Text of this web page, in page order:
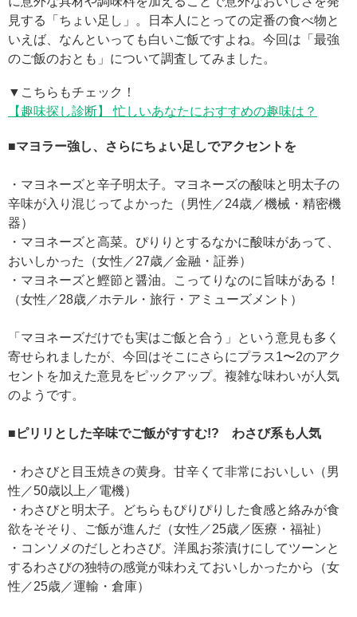
見する「ちょい足し」。日本人にとっての定番の食べ物と
いえば、なんといっても白いご飯ですよね。今回は「最強
のご飯のおとも」について調査してみました。
▼こちらもチェック！
【趣味探し診断】 忙しいあなたにおすすめの趣味は？
■マヨラー強し、さらにちょい足しでアクセントを
・マヨネーズと辛子明太子。マヨネーズの酸味と明太子の
辛味が入り混じってよかった（男性／24歳／機械・精密機
器）
・マヨネーズと高菜。ぴりりとするなかに酸味があって、
おいしかった（女性／27歳／金融・証券）
・マヨネーズと鰹節と醤油。こってりなのに旨味がある！
（女性／28歳／ホテル・旅行・アミューズメント）
「マヨネーズだけでも実はご飯と合う」という意見も多く
寄せられましたが、今回はそこにさらにプラス1〜2のアク
セントを加えた意見をピックアップ。複雑な味わいが人気
のようです。
■ピリリとした辛味でご飯がすすむ!? わさび系も人気
・わさびと目玉焼きの黄身。甘辛くて非常においしい（男
性／50歳以上／電機）
・わさびと明太子。どちらもぴりぴりした食感と絡みが食
欲をそそり、ご飯が進んだ（女性／25歳／医療・福祉）
・コンソメのだしとわさび。洋風お茶漬けにしてツーンと
するわさびの独特の感覚が味わえておいしかったから（女
性／25歳／運輸・倉庫）